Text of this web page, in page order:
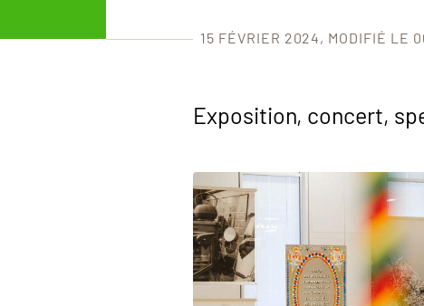
15 FÉVRIER 2024 MODIFIÉ LE
Exposition, concert,